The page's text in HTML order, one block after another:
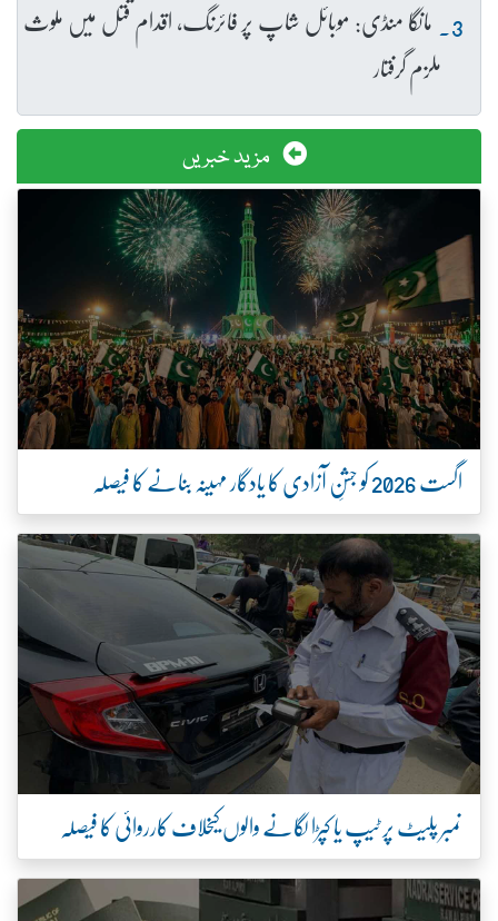
مانگا منڈی: موبائل شاپ پر فائرنگ، اقدام قتل میں ملوث
ملزم گرفتار
مزید خبریں
اگست 2026 کو جشنِ آزادی کا یادگار مہینہ بنانے کا فیصلہ
نمبر پلیٹ پر ٹیپ یا کپڑا لگانے والوں کیخلاف کارروائی کا فیصلہ